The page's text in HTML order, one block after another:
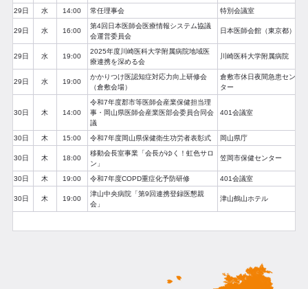
29日
水 14:00 常任理事会 特別会議室
29日 水 16:00
第4回日本医師会医療情報システム協議
会運営委員会
日本医師会館（東京都）
29日 水 19:00
2025年度川崎医科大学附属病院地域医
療連携を深める会
川崎医科大学附属病院
29日 水 19:00
かかりつけ医認知症対応力向上研修会
（倉敷会場）
倉敷市休日夜間急患セン
ター
30日 木 14:00
令和7年度郡市等医師会産業保健担当理
事・岡山県医師会産業医部会委員合同会
議
401会議室
30日 木 15:00 令和7年度岡山県保健衛生功労者表彰式 岡山県庁
30日 木 18:00
移動会長室事業「会長がゆく！虹色サロ
ン」
笠岡市保健センター
30日 木 19:00 令和7年度COPD重症化予防研修 401会議室
30日 木 19:00
津山中央病院「第9回連携登録医懇親
会」
津山鶴山ホテル